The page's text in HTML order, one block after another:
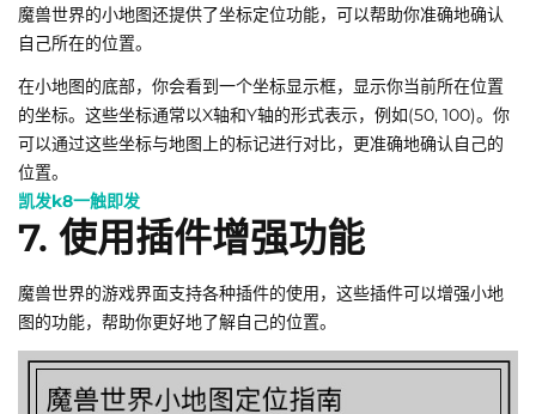
魔兽世界的小地图还提供了坐标定位功能，可以帮助你准确地确认
自己所在的位置。
在小地图的底部，你会看到一个坐标显示框，显示你当前所在位置
的坐标。这些坐标通常以X轴和Y轴的形式表示，例如(50, 100)。你
可以通过这些坐标与地图上的标记进行对比，更准确地确认自己的
位置。
凯发k8一触即发
7. 使用插件增强功能
魔兽世界的游戏界面支持各种插件的使用，这些插件可以增强小地
图的功能，帮助你更好地了解自己的位置。